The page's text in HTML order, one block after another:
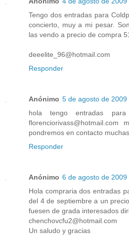
Tengo dos entradas para
concierto, muy a mi pesar.
las vendo a precio de compra
deeelite_96@hotmail.com
Responder
Anónimo 5 de agosto de 2009
hola tengo entradas para
pondremos en contacto
Responder
Anónimo 6 de agosto de 2009
Hola compraria dos entradas
del 4 de septiembre a un
fuesen de grada interesados
chenchovcfu2@hotmail.com
Un saludo y gracias